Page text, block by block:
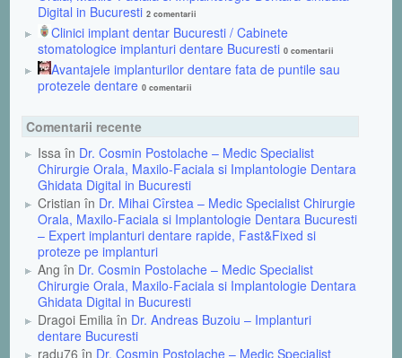
Digital in Bucuresti 2 comentarii
Clinici implant dentar Bucuresti / Cabinete
stomatologice implanturi dentare Bucuresti 0 comentarii
Avantajele implanturilor dentare fata de puntile sau
protezele dentare 0 comentarii
Comentarii recente
Issa în Dr. Cosmin Postolache – Medic Specialist
Chirurgie Orala, Maxilo-Faciala si Implantologie Dentara
Ghidata Digital in Bucuresti
Cristian în Dr. Mihai Cîrstea – Medic Specialist Chirurgie
Orala, Maxilo-Faciala si Implantologie Dentara Bucuresti
– Expert implanturi dentare rapide, Fast&Fixed si
proteze pe implanturi
Ang în Dr. Cosmin Postolache – Medic Specialist
Chirurgie Orala, Maxilo-Faciala si Implantologie Dentara
Ghidata Digital in Bucuresti
Dragoi Emilia în Dr. Andreas Buzoiu – Implanturi
dentare Bucuresti
radu76 în Dr. Cosmin Postolache – Medic Specialist